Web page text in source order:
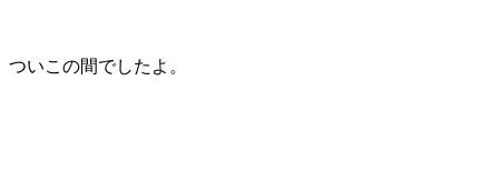
ついこの間でしたよ。